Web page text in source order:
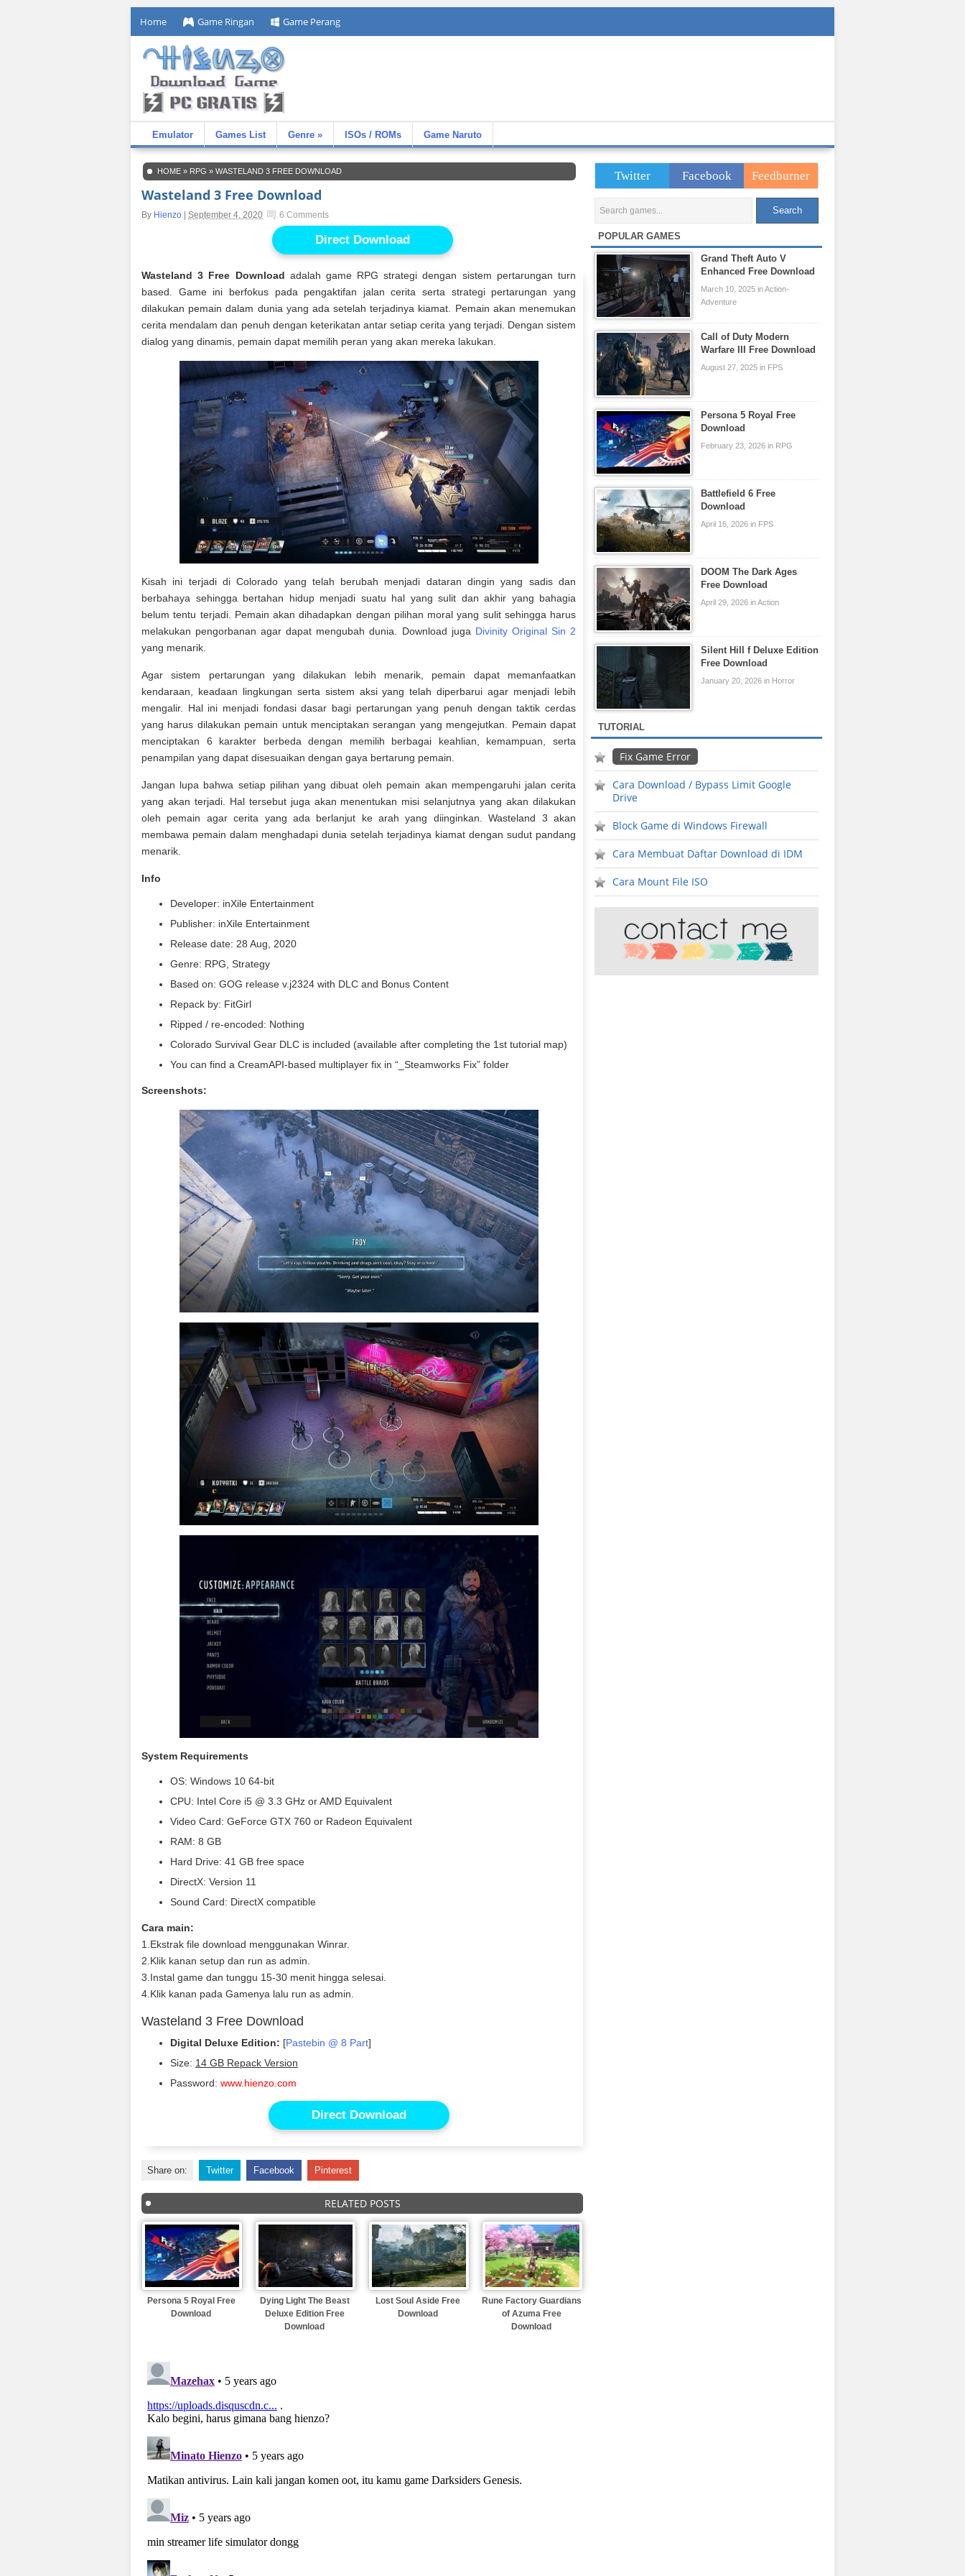
Home Game Ringan Game Perang
Emulator Games List Genre » ISOs / ROMs Game Naruto
HOME » RPG » WASTELAND 3 FREE DOWNLOAD
Wasteland 3 Free Download
By Hienzo September 4, 2020 6 Comments
Direct Download
Wasteland 3 Free Download adalah game RPG strategi dengan sistem pertarungan turn
based. Game ini berfokus pada pengaktifan jalan cerita serta strategi pertarungan yang
dilakukan pemain dalam dunia yang ada setelah terjadinya kiamat. Pemain akan menemukan
cerita mendalam dan penuh dengan keterikatan antar setiap cerita yang terjadi. Dengan sistem
dialog yang dinamis, pemain dapat memilih peran yang akan mereka lakukan.
Kisah ini terjadi di Colorado yang telah berubah menjadi dataran dingin yang sadis dan
berbahaya sehingga bertahan hidup menjadi suatu hal yang sulit dan akhir yang bahagia
belum tentu terjadi. Pemain akan dihadapkan dengan pilihan moral yang sulit sehingga harus
melakukan pengorbanan agar dapat mengubah dunia. Download juga Divinity Original Sin 2
yang menarik.
Agar sistem pertarungan yang dilakukan lebih menarik, pemain dapat memanfaatkan
kendaraan, keadaan lingkungan serta sistem aksi yang telah diperbarui agar menjadi lebih
mengalir. Hal ini menjadi fondasi dasar bagi pertarungan yang penuh dengan taktik cerdas
yang harus dilakukan pemain untuk menciptakan serangan yang mengejutkan. Pemain dapat
menciptakan 6 karakter berbeda dengan memilih berbagai keahlian, kemampuan, serta
penampilan yang dapat disesuaikan dengan gaya bertarung pemain.
Jangan lupa bahwa setiap pilihan yang dibuat oleh pemain akan mempengaruhi jalan cerita
yang akan terjadi. Hal tersebut juga akan menentukan misi selanjutnya yang akan dilakukan
oleh pemain agar cerita yang ada berlanjut ke arah yang diinginkan. Wasteland 3 akan
membawa pemain dalam menghadapi dunia setelah terjadinya kiamat dengan sudut pandang
menarik.
Info
Developer: inXile Entertainment
Publisher: inXile Entertainment
Release date: 28 Aug, 2020
Genre: RPG, Strategy
Based on: GOG release v.j2324 with DLC and Bonus Content
Repack by: FitGirl
Ripped / re-encoded: Nothing
Colorado Survival Gear DLC is included (available after completing the 1st tutorial map)
You can find a CreamAPI-based multiplayer fix in “_Steamworks Fix” folder
Screenshots:
System Requirements
OS: Windows 10 64-bit
CPU: Intel Core i5 @ 3.3 GHz or AMD Equivalent
Video Card: GeForce GTX 760 or Radeon Equivalent
RAM: 8 GB
Hard Drive: 41 GB free space
DirectX: Version 11
Sound Card: DirectX compatible
Cara main:
1.Ekstrak file download menggunakan Winrar.
2.Klik kanan setup dan run as admin.
3.Instal game dan tunggu 15-30 menit hingga selesai.
4.Klik kanan pada Gamenya lalu run as admin.
Wasteland 3 Free Download
Digital Deluxe Edition: [Pastebin @ 8 Part]
Size: 14 GB Repack Version
Password: www.hienzo.com
Direct Download
Share on: Twitter Facebook Pinterest
RELATED POSTS
Persona 5 Royal Free
Download
Dying Light The Beast
Deluxe Edition Free
Download
Lost Soul Aside Free
Download
Rune Factory Guardians
of Azuma Free
Download
Twitter Facebook Feedburner
POPULAR GAMES
Grand Theft Auto V
Enhanced Free Download
March 10, 2025 in Action-
Adventure
Call of Duty Modern
Warfare III Free Download
August 27, 2025 in FPS
Persona 5 Royal Free
Download
February 23, 2026 in RPG
Battlefield 6 Free
Download
April 16, 2026 in FPS
DOOM The Dark Ages
Free Download
April 29, 2026 in Action
Silent Hill f Deluxe Edition
Free Download
January 20, 2026 in Horror
TUTORIAL
Fix Game Error
Cara Download / Bypass Limit Google
Drive
Block Game di Windows Firewall
Cara Membuat Daftar Download di IDM
Cara Mount File ISO